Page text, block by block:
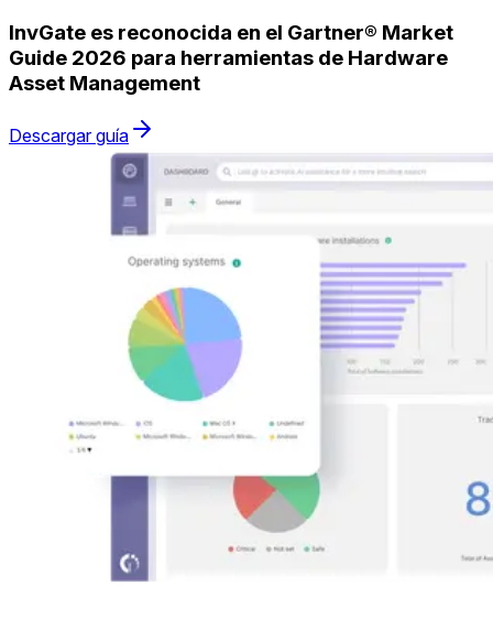
InvGate es reconocida en el Gartner® Market
Guide 2026 para herramientas de Hardware
Asset Management
Descargar guía